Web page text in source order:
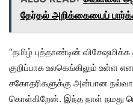
தேர்தல் அறிக்கையைப்
“தமிழ் புத்தாண்டின்
குறிப்பாக உலகெங்கிலும் உள்ள
சகோதரிகளுக்கு அன்பான
கொள்கிறேன். இந்த நாள் நமது